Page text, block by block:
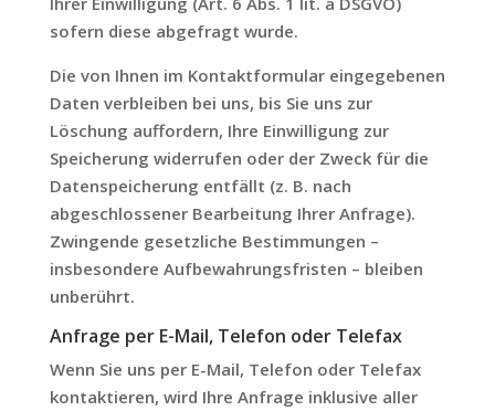
sofern diese abgefragt wurde.
Die von Ihnen im Kontaktformular eingegebenen
Daten verbleiben bei uns, bis Sie uns zur
Löschung auffordern, Ihre Einwilligung zur
Speicherung widerrufen oder der Zweck für die
Datenspeicherung entfällt (z. B. nach
abgeschlossener Bearbeitung Ihrer Anfrage).
Zwingende gesetzliche Bestimmungen –
insbesondere Aufbewahrungsfristen – bleiben
unberührt.
Anfrage per E-Mail, Telefon oder Telefax
Wenn Sie uns per E-Mail, Telefon oder Telefax
kontaktieren, wird Ihre Anfrage inklusive aller